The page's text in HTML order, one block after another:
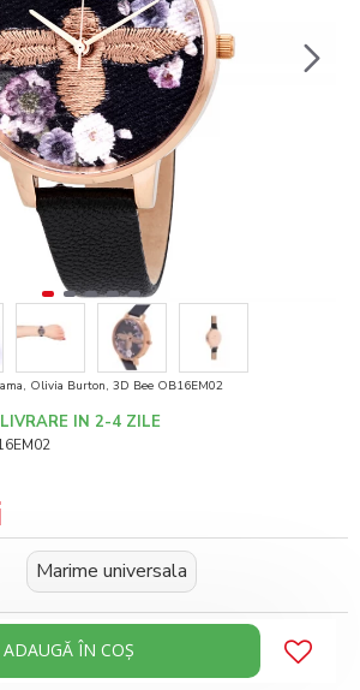
Olivia Burton, 3D Bee OB16EM02
IN 2-4 ZILE
Marime universala
ADAUGĂ ÎN COŞ